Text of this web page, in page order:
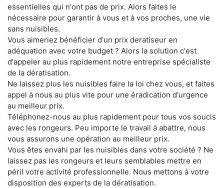
essentielles qui n'ont pas de prix. Alors faites le
nécessaire pour garantir à vous et à vos proches, une vie
sans nuisibles.
Vous aimeriez bénéficier d'un prix deratiseur en
adéquation avec votre budget ? Alors la solution c'est
d'appeler au plus rapidement notre entreprise spécialiste
de la dératisation.
Ne laissez plus les nuisibles faire la loi chez vous, et faites
appel à nous au plus vite pour une éradication d'urgence
au meilleur prix.
Téléphonez-nous au plus rapidement pour tous vos soucis
avec les rongeurs. Peu importe le travail à abattre, nous
vous assurons une opération au meilleur prix.
Vous êtes envahi par les nuisibles dans votre société ? Ne
laissez pas les rongeurs et leurs semblables mettre en
péril votre activité professionnelle. Nous mettons à votre
disposition des experts de la dératisation.